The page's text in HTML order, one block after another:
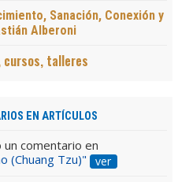
Sanación, Conexión y
Alberoni
talleres
EN ARTÍCULOS
un comentario en
(Chuang Tzu)"
ver